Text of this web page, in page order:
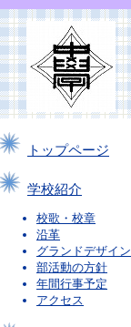
トップページ
学校紹介
校歌・校章
沿革
グランドデザイン
部活動の方針
年間行事予定
アクセス